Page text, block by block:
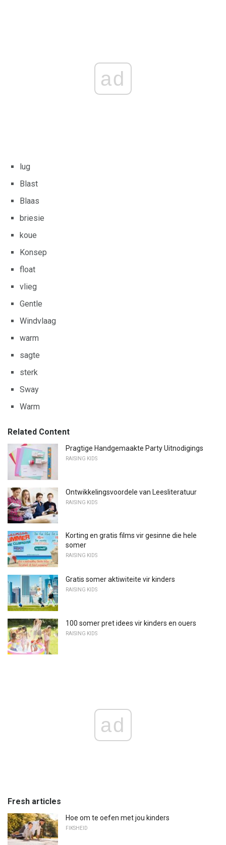
ad
lug
Blast
Blaas
briesie
koue
Konsep
float
vlieg
Gentle
Windvlaag
warm
sagte
sterk
Sway
Warm
Related Content
Pragtige Handgemaakte Party Uitnodigings
RAISING KIDS
Ontwikkelingsvoordele van Leesliteratuur
RAISING KIDS
Korting en gratis films vir gesinne die hele
somer
RAISING KIDS
Gratis somer aktiwiteite vir kinders
RAISING KIDS
100 somer pret idees vir kinders en ouers
RAISING KIDS
ad
Fresh articles
Hoe om te oefen met jou kinders
FIKSHEID